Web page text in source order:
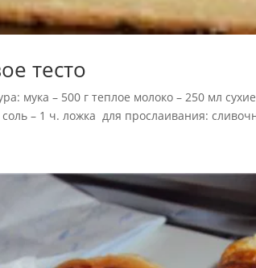
тесто
мука – 500 г теплое молоко – 250 мл
– 1 ч. ложка для прослаивания: